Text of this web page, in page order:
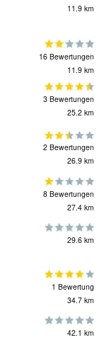
11.9 km
16 Bewertungen
11.9 km
3 Bewertungen
25.2 km
2 Bewertungen
26.9 km
8 Bewertungen
27.4 km
29.6 km
1 Bewertung
34.7 km
42.1 km